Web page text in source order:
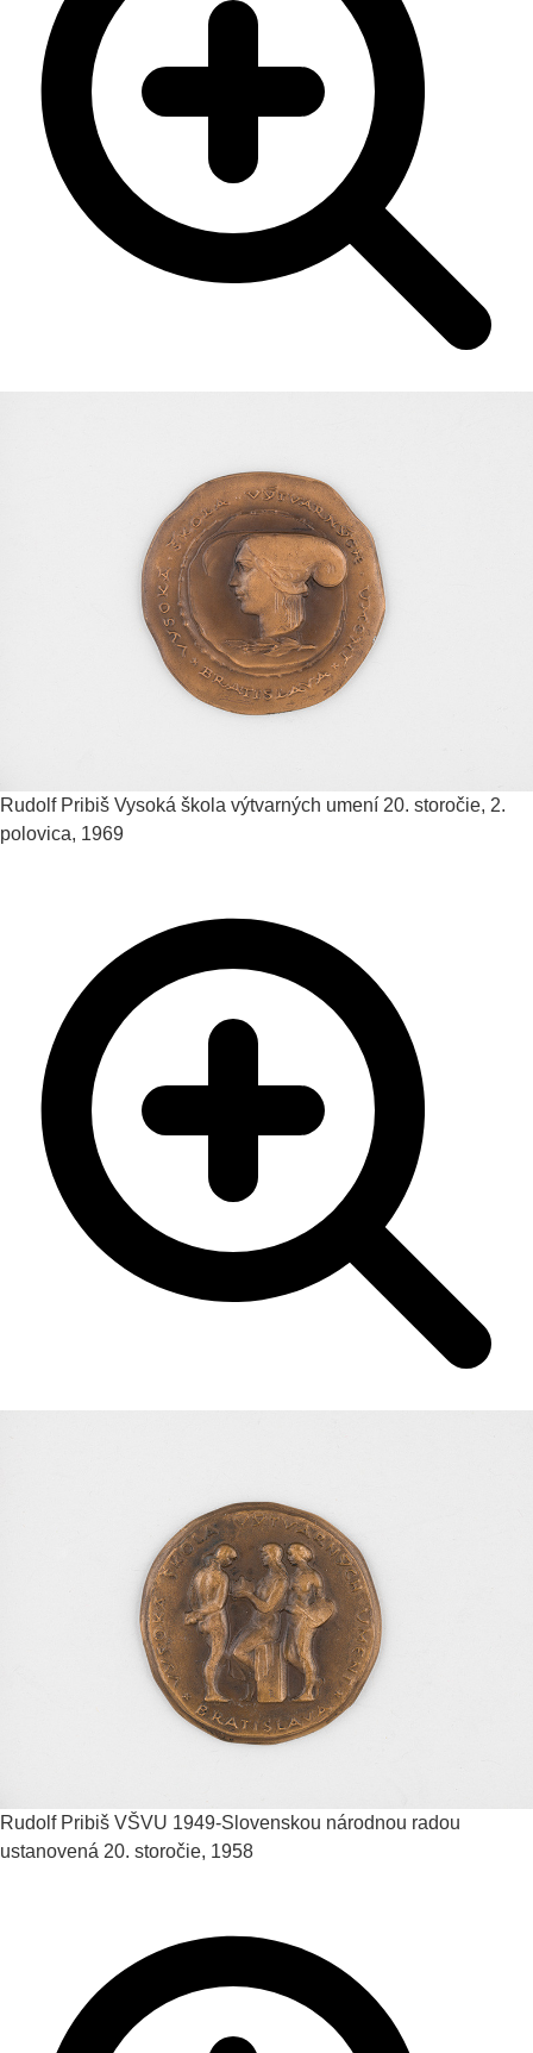
Rudolf Pribiš Vysoká škola výtvarných umení 20. storočie, 2.
polovica, 1969
Rudolf Pribiš VŠVU 1949-Slovenskou národnou radou
ustanovená 20. storočie, 1958